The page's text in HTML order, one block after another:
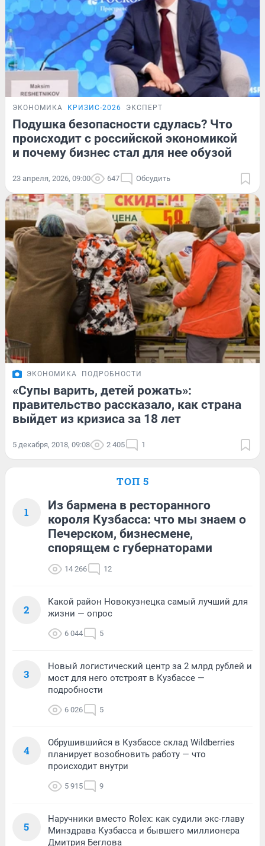
ЭКОНОМИКА КРИЗИС-2026 ЭКСПЕРТ
Подушка безопасности сдулась? Что
происходит с российской экономикой
и почему бизнес стал для нее обузой
23 апреля, 2026, 09:00 647 Обсудить
ЭКОНОМИКА ПОДРОБНОСТИ
«Супы варить, детей рожать»:
правительство рассказало, как страна
выйдет из кризиса за 18 лет
5 декабря, 2018, 09:08 2 405 1
ТОП 5
1
Из бармена в ресторанного
короля Кузбасса: что мы знаем о
Печерском, бизнесмене,
спорящем с губернаторами
14 266 12
2
Какой район Новокузнецка самый лучший для
жизни — опрос
6 044 5
3
Новый логистический центр за 2 млрд рублей и
мост для него отстроят в Кузбассе —
подробности
6 026 5
4
Обрушившийся в Кузбассе склад Wildberries
планирует возобновить работу — что
происходит внутри
5 915 9
5
Наручники вместо Rolex: как судили экс-главу
Минздрава Кузбасса и бывшего миллионера
Дмитрия Беглова